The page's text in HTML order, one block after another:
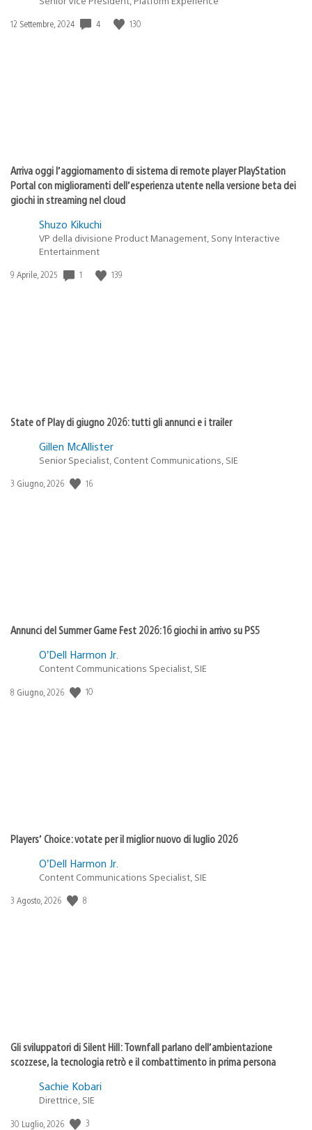
Data
12 Settembre, 2024 4 130
Arriva oggi l’aggiornamento di sistema di remote player PlayStation
Portal con miglioramenti dell’esperienza utente nella versione beta dei
giochi in streaming nel cloud
Shuzo Kikuchi
VP della divisione Product Management, Sony Interactive
Entertainment
Data
9 Aprile, 2025 1 139
State of Play di giugno 2026: tutti gli annunci e i trailer
Gillen McAllister
Senior Specialist, Content Communications, SIE
Data
3 Giugno, 2026 16
Annunci del Summer Game Fest 2026: 16 giochi in arrivo su PS5
O’Dell Harmon Jr.
Content Communications Specialist, SIE
Data
8 Giugno, 2026 10
Players’ Choice: votate per il miglior nuovo di luglio 2026
O’Dell Harmon Jr.
Content Communications Specialist, SIE
Data
3 Agosto, 2026 8
Gli sviluppatori di Silent Hill: Townfall parlano dell’ambientazione
scozzese, la tecnologia retrò e il combattimento in prima persona
Sachie Kobari
Direttrice, SIE
Data
30 Luglio, 2026 3